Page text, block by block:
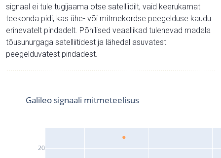
signaal ei tule tugijaama otse satelliidilt, vaid keerukamat
teekonda pidi, kas ühe- või mitmekordse peegelduse kaudu
erinevatelt pindadelt. Põhilised veaallikad tulenevad madala
tõusunurgaga satelliitidest ja lähedal asuvatest
peegelduvatest pindadest.
20
Galileo signaali mitmeteelisus